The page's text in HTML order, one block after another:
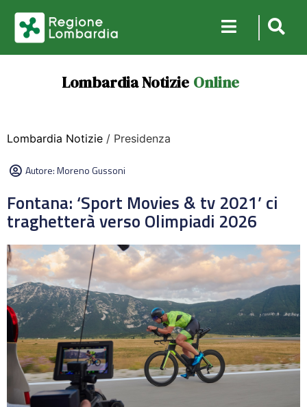
Lombardia Notizie Online
Lombardia Notizie / Presidenza
Autore:Moreno Gussoni
Fontana: ‘Sport Movies & tv 2021’ ci
traghetterà verso Olimpiadi 2026